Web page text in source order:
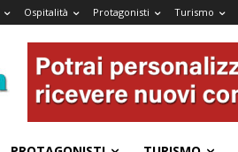
Ospitalità Protagonisti Turismo